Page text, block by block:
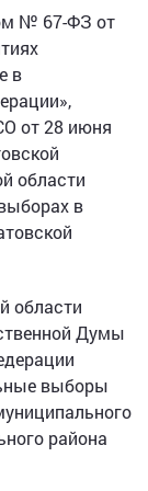
№ 67-ФЗ от
в
от 28 июня
области
в
области
Думы
выборы
района